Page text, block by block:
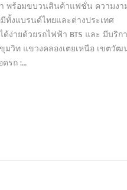
พร้อมขบวนสินค้าแฟชั่น ความงา
ทั้งแบรนด์ไทยและต่างประเทศ
ง่ายด้วยรถไฟฟ้า BTS และ มีบริก
มวิท แขวงคลองเตยเหนือ เขตวัฒ
ดรถ :…